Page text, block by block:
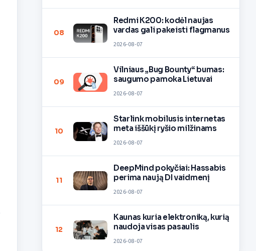
08
Redmi K200: kodėl naujas
vardas gali pakeisti flagmanus
2026-08-07
09
Vilniaus „Bug Bounty“ bumas:
saugumo pamoka Lietuvai
2026-08-07
10
Starlink mobilusis internetas
meta iššūkį ryšio milžinams
2026-08-07
11
DeepMind pokyčiai: Hassabis
perima naują DI vaidmenį
2026-08-07
12
Kaunas kuria elektroniką, kurią
naudoja visas pasaulis
2026-08-07